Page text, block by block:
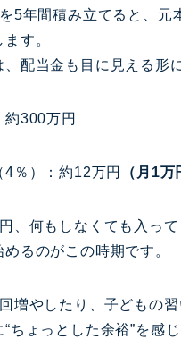
5年間積み立てると、元
す。
、配当金も目に見える形
約300万円
4％）：約12万円 （月1万
円、何もしなくても入っ
るのがこの時期です。
増やしたり、子どもの習
“ちょっとした余裕”を感